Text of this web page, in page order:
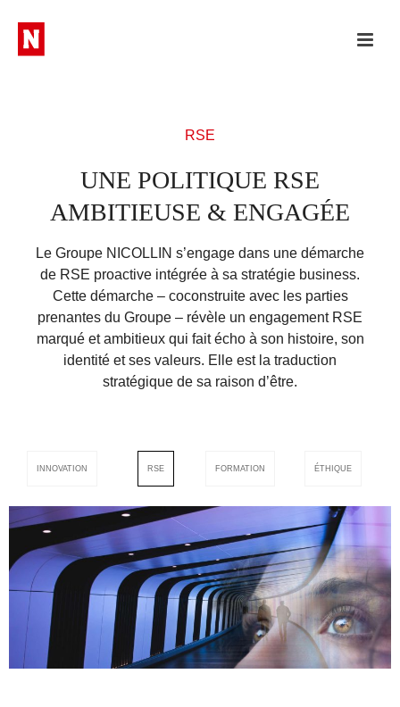
RSE
UNE POLITIQUE RSE
AMBITIEUSE & ENGAGÉE
Le Groupe NICOLLIN s’engage dans une démarche
de RSE proactive intégrée à sa stratégie business.
Cette démarche – coconstruite avec les parties
prenantes du Groupe – révèle un engagement RSE
marqué et ambitieux qui fait écho à son histoire, son
identité et ses valeurs. Elle est la traduction
stratégique de sa raison d’être.
INNOVATION RSE FORMATION ÉTHIQUE